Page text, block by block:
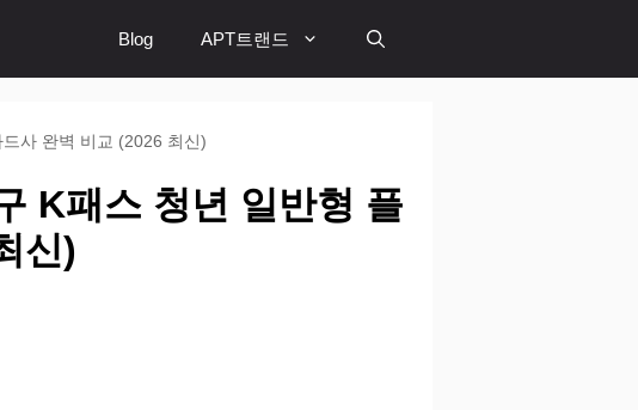
Blog APT트랜드
사 완벽 비교 (2026 최신)
K패스 청년 일반형 플
신)